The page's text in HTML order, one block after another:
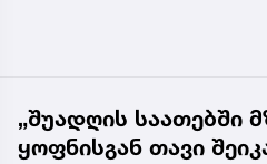
„შუადღის საათებში
ყოფნისგან თავი